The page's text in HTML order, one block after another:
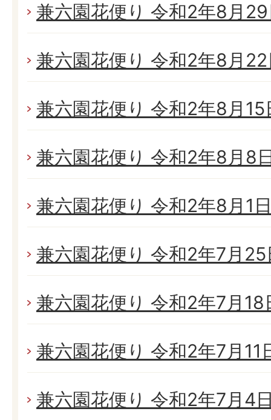
兼六園花便り 令和2年8月
兼六園花便り 令和2年8月
兼六園花便り 令和2年8月
兼六園花便り 令和2年8月8
兼六園花便り 令和2年8月1
兼六園花便り 令和2年7月
兼六園花便り 令和2年7月
兼六園花便り 令和2年7月11
兼六園花便り 令和2年7月4